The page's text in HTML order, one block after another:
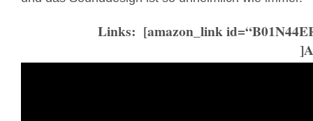
Links: [amazon_link